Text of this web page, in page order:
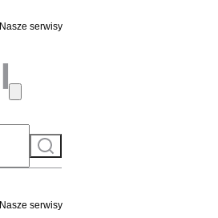
Nasze serwisy
Szukaj
Nasze serwisy